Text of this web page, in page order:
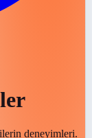
deneyimleri.